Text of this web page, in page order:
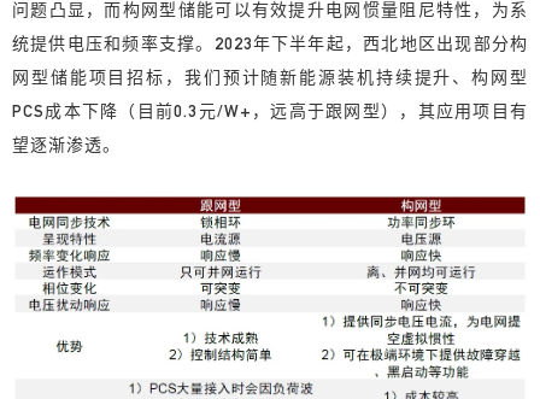
问题凸显，而构网型储能可以有效提升电网惯量阻尼特性，为系
统提供电压和频率支撑。2023年下半年起，西北地区出现部分构
网型储能项目招标，我们预计随新能源装机持续提升、构网型
PCS成本下降（目前0.3元/W+，远高于跟网型），其应用项目有
望逐渐渗透。